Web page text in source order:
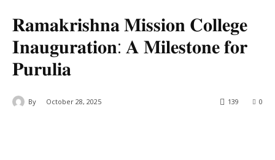
𝐑𝐚𝐦𝐚𝐤𝐫𝐢𝐬𝐡𝐧𝐚 𝐌𝐢𝐬𝐬𝐢𝐨𝐧 𝐂𝐨𝐥𝐥𝐞𝐠𝐞
𝐈𝐧𝐚𝐮𝐠𝐮𝐫𝐚𝐭𝐢𝐨𝐧: 𝐀 𝐌𝐢𝐥𝐞𝐬𝐭𝐨𝐧𝐞 𝐟𝐨𝐫
𝐏𝐮𝐫𝐮𝐥𝐢𝐚
By October 28, 2025 0
139